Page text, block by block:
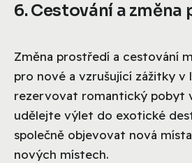
6. Cestování a
Změna prostředí a cestování
pro nové a vzrušující zážitky v
rezervovat romantický pobyt
udělejte výlet do exotické
společně objevovat nová
nových místech.